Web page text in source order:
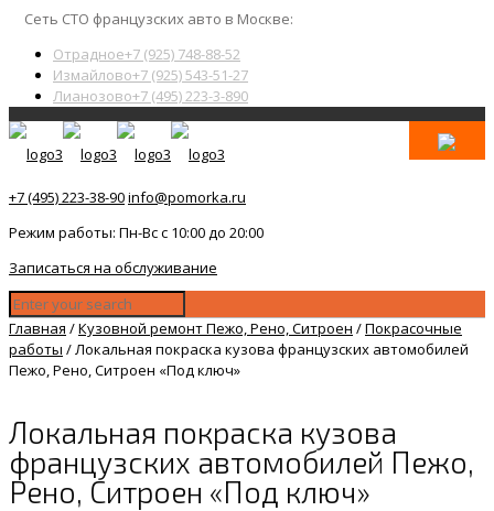
Сеть СТО французских авто в Москве:
Отрадное+7 (925) 748-88-52
Измайлово+7 (925) 543-51-27
Лианозово+7 (495) 223-3-890
+7 (495) 223-38-90info@pomorka.ru
Режим работы: Пн-Вс с 10:00 до 20:00
Записаться на обслуживание
Главная /Кузовной ремонт Пежо, Рено, Ситроен /Покрасочные
работы /Локальная покраска кузова французских автомобилей
Пежо, Рено, Ситроен «Под ключ»
Локальная покраска кузова
французских автомобилей Пежо,
Рено, Ситроен «Под ключ»